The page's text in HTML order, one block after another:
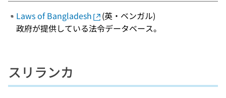
Laws of Bangladesh
(英・ベンガル)
政府が提供している法令データベース。
スリランカ